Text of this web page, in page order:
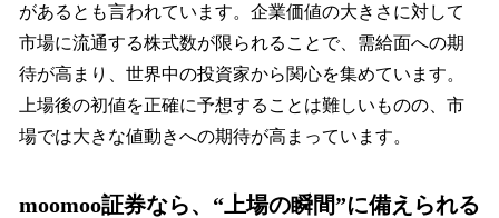
があるとも言われています。企業価値の大きさに対して
市場に流通する株式数が限られることで、需給面への期
待が高まり、世界中の投資家から関心を集めています。
上場後の初値を正確に予想することは難しいものの、市
場では大きな値動きへの期待が高まっています。
moomoo証券なら、“上場の瞬間”に備えられる